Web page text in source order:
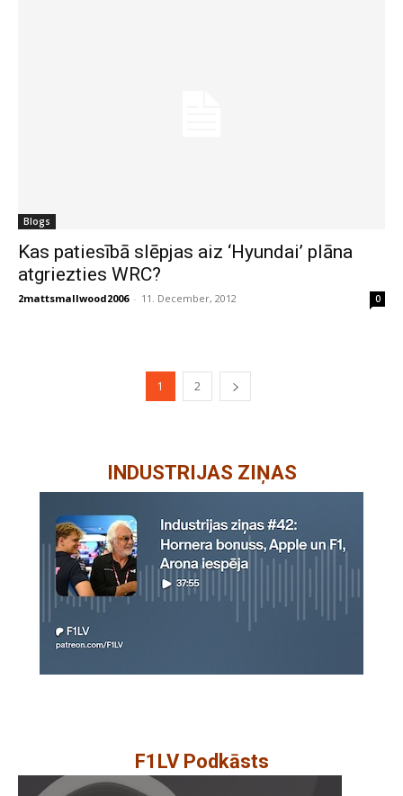
Blogs
Kas patiesībā slēpjas aiz ‘Hyundai’ plāna
atgriezties WRC?
2mattsmallwood2006 - 11. December, 2012 0
1 2
INDUSTRIJAS ZIŅAS
F1LV Podkāsts